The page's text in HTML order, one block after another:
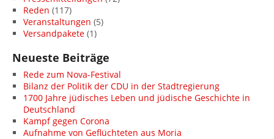
Reden (117)
Veranstaltungen (5)
Versandpakete (1)
Neueste Beiträge
Rede zum Nova-Festival
Bilanz der Politik der CDU in der Stadtregierung
1700 Jahre jüdisches Leben und jüdische Geschichte in
Deutschland
Kampf gegen Corona
Aufnahme von Geflüchteten aus Moria